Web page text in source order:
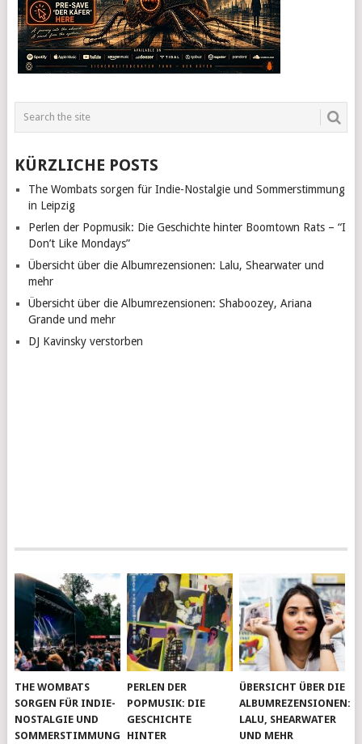
KÜRZLICHE POSTS
The Wombats sorgen für Indie-Nostalgie und Sommerstimmung
in Leipzig
Perlen der Popmusik: Die Geschichte hinter Boomtown Rats – “I
Don’t Like Mondays”
Übersicht über die Albumrezensionen: Lalu, Shearwater und
mehr
Übersicht über die Albumrezensionen: Shaboozey, Ariana
Grande und mehr
DJ Kavinsky verstorben
THE WOMBATS
SORGEN FÜR INDIE-
NOSTALGIE UND
SOMMERSTIMMUNG
PERLEN DER
POPMUSIK: DIE
GESCHICHTE
HINTER
ÜBERSICHT ÜBER DIE
ALBUMREZENSIONEN:
LALU, SHEARWATER
UND MEHR